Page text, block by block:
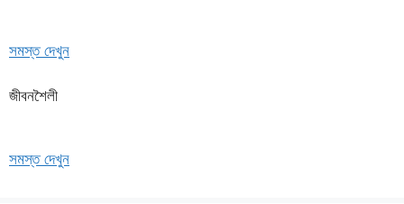
সমস্ত দেখুন
জীবনশৈলী
সমস্ত দেখুন